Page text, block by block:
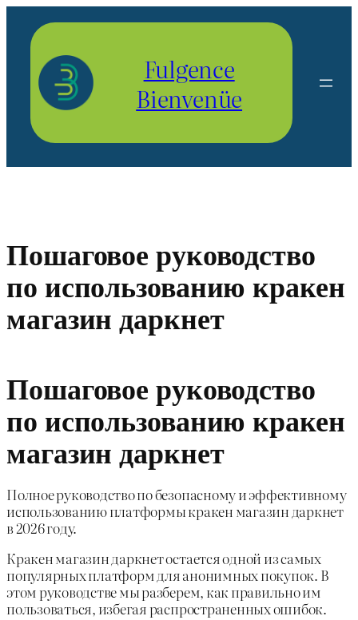
contenu
Fulgence
Bienvenüe
Пошаговое руководство
по использованию кракен
магазин даркнет
Пошаговое руководство
по использованию кракен
магазин даркнет
Полное руководство по безопасному и эффективному
использованию платформы кракен магазин даркнет
в 2026 году.
Кракен магазин даркнет остается одной из самых
популярных платформ для анонимных покупок. В
этом руководстве мы разберем, как правильно им
пользоваться, избегая распространенных ошибок.